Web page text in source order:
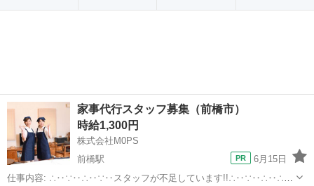
家事代行スタッフ募集（前橋市）
時給1,300円
株式会社M0PS
前橋駅
6月15日
仕事内容: ∴‥∵‥∴‥∵‥スタッフが不足しています!!∴‥∵‥∴‥∴‥